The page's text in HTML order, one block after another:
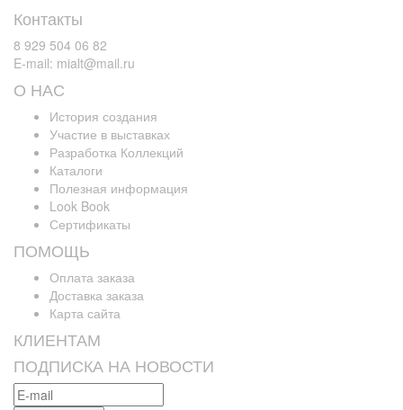
Контакты
8 929 504 06 82
E-mail: mialt@mail.ru
О НАС
История создания
Участие в выставках
Разработка Коллекций
Каталоги
Полезная информация
Look Book
Сертификаты
ПОМОЩЬ
Оплата заказа
Доставка заказа
Карта сайта
КЛИЕНТАМ
ПОДПИСКА НА НОВОСТИ